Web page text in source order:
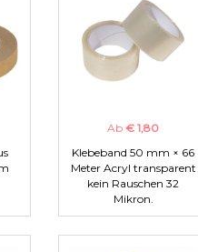
Ab € 1,80
Klebeband 50 mm × 66
Meter Acryl transparent
kein Rauschen 32
Mikron.